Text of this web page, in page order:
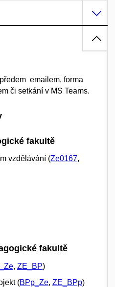
emailem, forma
či setkání v MS Teams.
fakultě
vzdělávání (Ze0167,
fakultě
, ZE_BP)
(BPp_Ze, ZE_BPp)